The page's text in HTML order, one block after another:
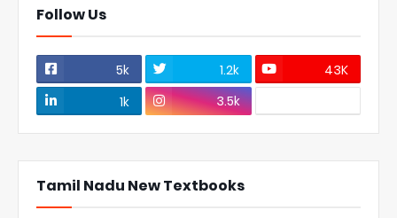
Follow Us
5k 1.2k
43K
1k
3.5k
Tamil Nadu New Textbooks